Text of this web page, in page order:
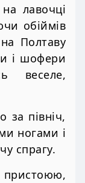
лавочці
обіймів
Полтаву
і шофери
веселе,
за північ,
ногами і
спрагу.